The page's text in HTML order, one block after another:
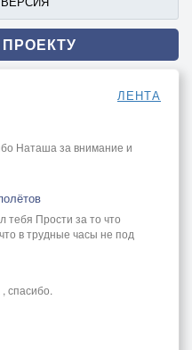
ЛЕНТА
Наташа за внимание и
тебя Прости за то что
в трудные часы не под
спасибо.